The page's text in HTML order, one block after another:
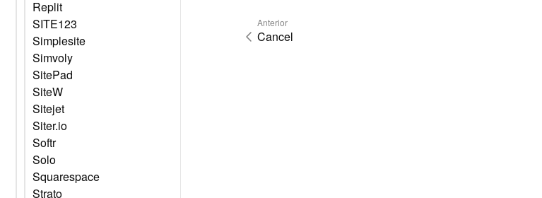
Replit
SITE123
Simplesite
Simvoly
SitePad
SiteW
Sitejet
Siter.io
Softr
Solo
Squarespace
Strato
Anterior
Cancel